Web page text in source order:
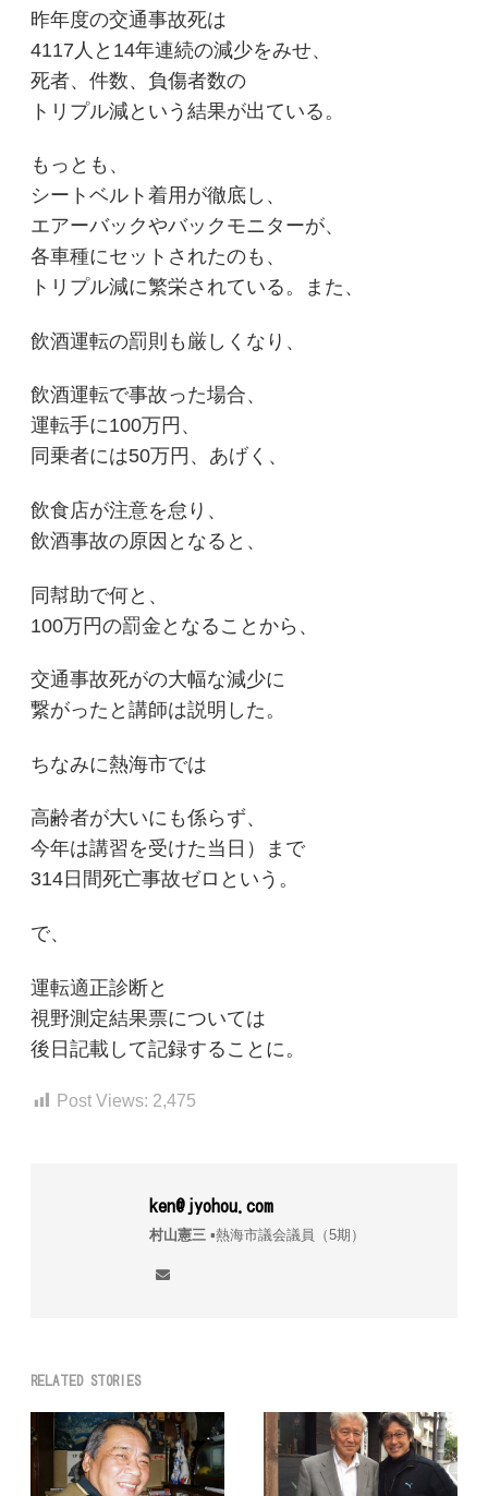
昨年度の交通事故死は
4117人と14年連続の減少をみせ、
死者、件数、負傷者数の
トリプル減という結果が出ている。
もっとも、
シートベルト着用が徹底し、
エアーバックやバックモニターが、
各車種にセットされたのも、
トリプル減に繁栄されている。また、
飲酒運転の罰則も厳しくなり、
飲酒運転で事故った場合、
運転手に100万円、
同乗者には50万円、あげく、
飲食店が注意を怠り、
飲酒事故の原因となると、
同幇助で何と、
100万円の罰金となることから、
交通事故死がの大幅な減少に
繋がったと講師は説明した。
ちなみに熱海市では
高齢者が大いにも係らず、
今年は講習を受けた当日）まで
314日間死亡事故ゼロという。
で、
運転適正診断と
視野測定結果票については
後日記載して記録することに。
Post Views: 2,475
ken@jyohou.com
村山憲三▪︎熱海市議会議員（5期）
RELATED STORIES